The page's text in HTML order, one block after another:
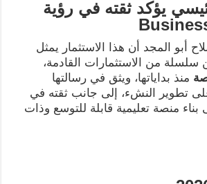
يؤكد ثقته في رؤية
أبو المجد أن هذا الاستثمار يمثل
من الاستثمارات القادمة،
منذ بداياتها، ويثق في رسالتها
على تطوير النشء، إلى جانب ثقته في
منصة تعليمية قابلة للتوسع وذات